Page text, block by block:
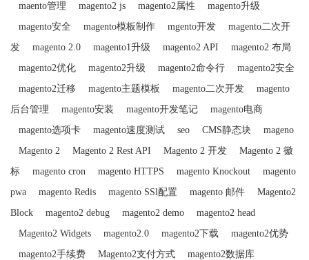
maento管理
magento2 js magento2属性
magento升级
magento安全
magento模板制作 mgento开发
magento二次开
发
magento 2.0 magento1升级 magento2 API
magento2 布局
magento2优化
magento2升级 magento2命令行
magento2安全
magento2迁移
magento主题模板 magento二次开发
magento
后台管理
magento安装 magento开发笔记
magento电商
magento选项卡
magento速度测试 seo CMS静态块
mageno
Magento 2
Magento 2 Rest API Magento 2 开发
Magento 2 徽
标
magento cron magento HTTPS magento Knockout
magento
pwa
magento Redis magento SSl配置 magento 邮件
Magento2
Block
magento2 debug magento2 demo
magento2 head
Magento2 Widgets
magento2.0 magento2下载
magento2优势
magento2手续费
Magento2支付方式
magento2数据库